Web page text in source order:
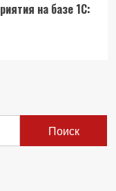
на базе 1С:
Поиск